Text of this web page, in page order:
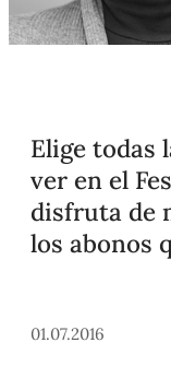
Elige todas
ver en el
disfruta de
los abonos
01.07.2016